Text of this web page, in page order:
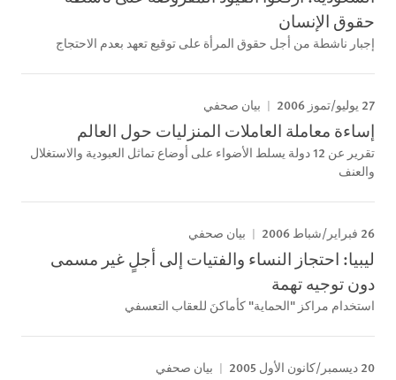
حقوق الإنسان
إجبار ناشطة من أجل حقوق المرأة على توقيع تعهد بعدم الاحتجاج
27 يوليو/تموز 2006 بيان صحفي
إساءة معاملة العاملات المنزليات حول العالم
تقرير عن 12 دولة يسلط الأضواء على أوضاع تماثل العبودية والاستغلال
والعنف
26 فبراير/شباط 2006 بيان صحفي
ليبيا: احتجاز النساء والفتيات إلى أجلٍ غير مسمى
دون توجيه تهمة
استخدام مراكز "الحماية" كأماكنَ للعقاب التعسفي
20 ديسمبر/كانون الأول 2005 بيان صحفي